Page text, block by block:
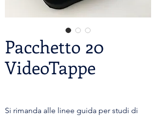
Pacchetto 20
VideoTappe
Si rimanda alle linee guida per studi di